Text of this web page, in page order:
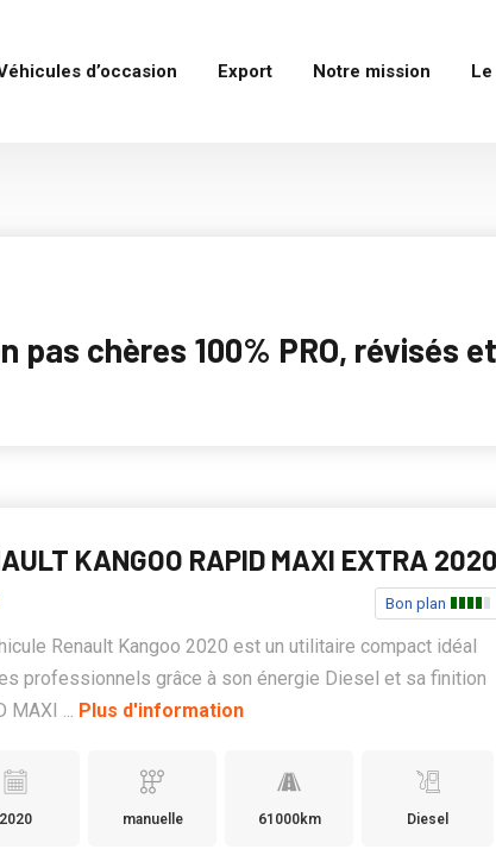
d’occasion Export Notre mission
pas chères 100% PRO, révisés
KANGOO RAPID MAXI EXTRA 2020
Bon plan
Renault Kangoo 2020 est un utilitaire compact idéal
professionnels grâce à son énergie Diesel et sa finition
MAXI ... Plus d'information
2020 manuelle 61000km Diesel